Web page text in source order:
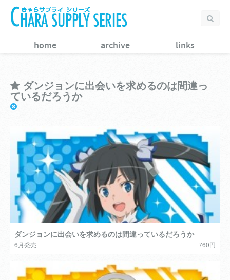
home archive links
ダンジョンに出会いを求めるのは間違っ
ているだろうか
ダンジョンに出会いを求めるのは間違っているだろうか
6月発売 760円